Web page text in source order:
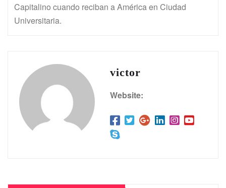
Capitalino cuando reciban a América en Ciudad
Universitaria.
victor
Website: